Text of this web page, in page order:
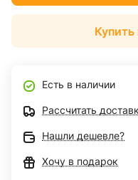
Купить
Есть в наличии
Рассчитать
Нашли дешевле?
Хочу в подарок